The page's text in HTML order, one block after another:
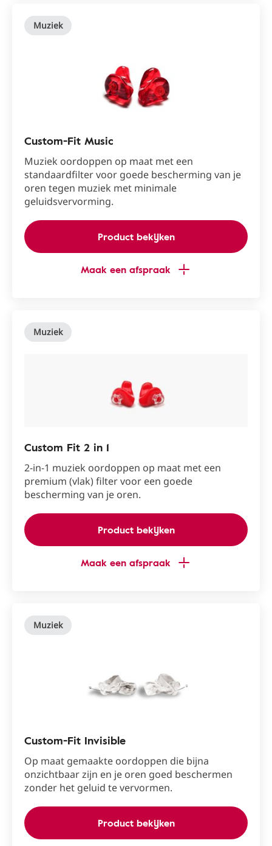
Muziek
Custom-Fit Music
Muziek oordoppen op maat met een
standaardfilter voor goede bescherming van je
oren tegen muziek met minimale
geluidsvervorming.
Product bekijken
Maak een afspraak
Muziek
Custom Fit 2 in 1
2-in-1 muziek oordoppen op maat met een
premium (vlak) filter voor een goede
bescherming van je oren.
Product bekijken
Maak een afspraak
Muziek
Custom-Fit Invisible
Op maat gemaakte oordoppen die bijna
onzichtbaar zijn en je oren goed beschermen
zonder het geluid te vervormen.
Product bekijken